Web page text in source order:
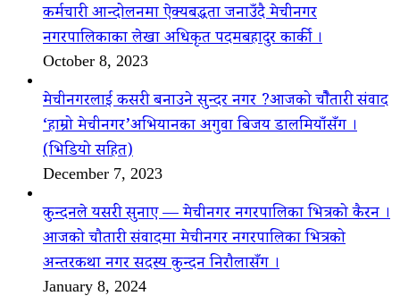
कर्मचारी आन्दोलनमा ऐक्यबद्धता जनाउँदै मेचीनगर
नगरपालिकाका लेखा अधिकृत पदमबहादुर कार्की ।
October 8, 2023
मेचीनगरलाई कसरी बनाउने सुन्दर नगर ?आजको चौैतारी संवाद
‘हाम्रो मेचीनगर’अभियानका अगुवा बिजय डालमियाँसँग ।
(भिडियो सहित)
December 7, 2023
कुन्दनले यसरी सुनाए — मेचीनगर नगरपालिका भित्रको कैरन ।
आजको चौतारी संवादमा मेचीनगर नगरपालिका भित्रको
अन्तरकथा नगर सदस्य कुन्दन निरौलासँग ।
January 8, 2024